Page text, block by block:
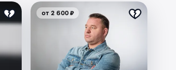
от 2 600 ₽